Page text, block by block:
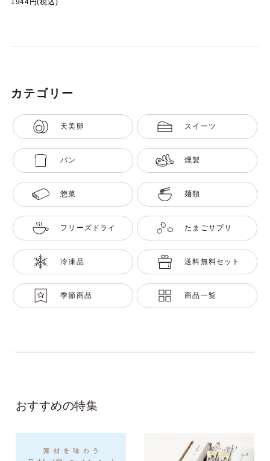
1944円(税込)
カテゴリー
天美卵 スイーツ
パン 燻製
惣菜 麺類
フリーズドライ たまごサプリ
冷凍品 送料無料セット
季節商品 商品一覧
おすすめの特集